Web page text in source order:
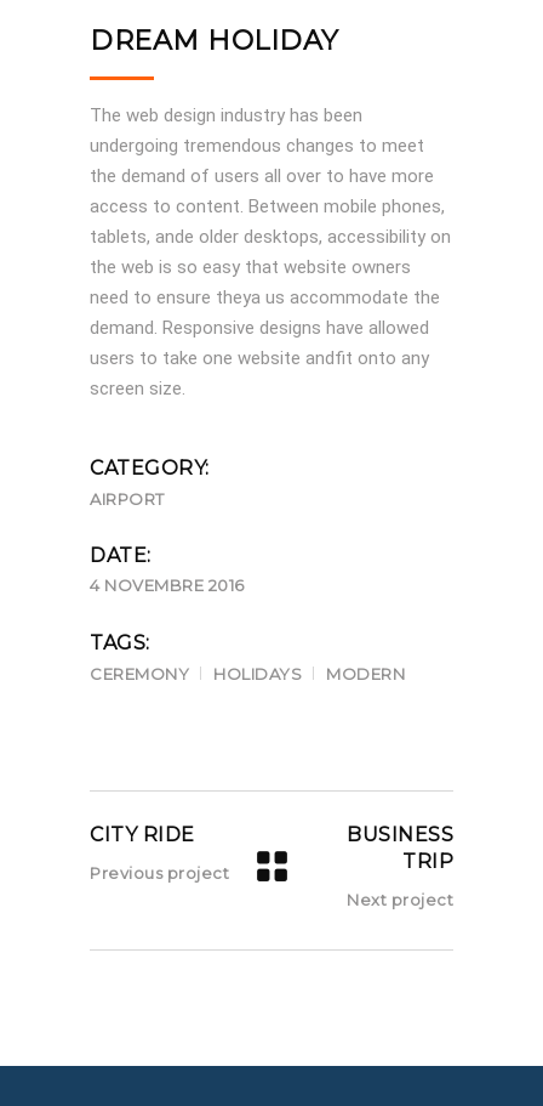
DREAM HOLIDAY
The web design industry has been
undergoing tremendous changes to meet
the demand of users all over to have more
access to content. Between mobile phones,
tablets, ande older desktops, accessibility on
the web is so easy that website owners
need to ensure theya us accommodate the
demand. Responsive designs have allowed
users to take one website andfit onto any
screen size.
CATEGORY:
AIRPORT
DATE:
4 NOVEMBRE 2016
TAGS:
CEREMONY HOLIDAYS MODERN
CITY RIDE
Previous project
BUSINESS
TRIP
Next project